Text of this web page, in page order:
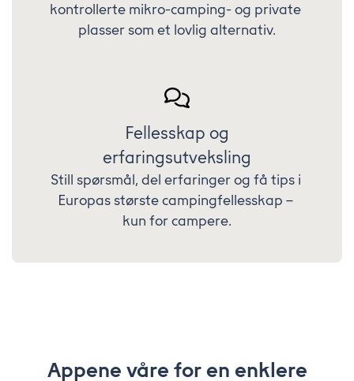
kontrollerte mikro-camping- og private
plasser som et lovlig alternativ.
Fellesskap og
erfaringsutveksling
Still spørsmål, del erfaringer og få tips i
Europas største campingfellesskap –
kun for campere.
Appene våre for en enklere